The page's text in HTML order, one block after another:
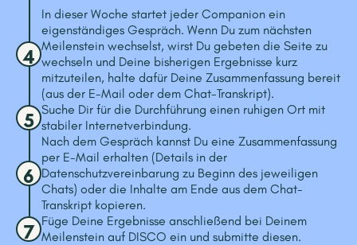
4
In dieser Woche startet jeder Companion ein
eigenständiges Gespräch. Wenn Du zum nächsten
Meilenstein wechselst, wirst Du gebeten die Seite zu
wechseln und Deine bisherigen Ergebnisse kurz
mitzuteilen, halte dafür Deine Zusammenfassung bereit
(aus der E-Mail oder dem Chat-Transkript).
5 Suche Dir für die Durchführung einen ruhigen Ort mit
stabiler Internetverbindung.
6
Nach dem Gespräch kannst Du eine Zusammenfassung
per E-Mail erhalten (Details in der
Datenschutzvereinbarung zu Beginn des jeweiligen
Chats) oder die Inhalte am Ende aus dem Chat-
Transkript kopieren.
7 Füge Deine Ergebnisse anschließend bei Deinem
Meilenstein auf DISCO ein und submitte diesen.